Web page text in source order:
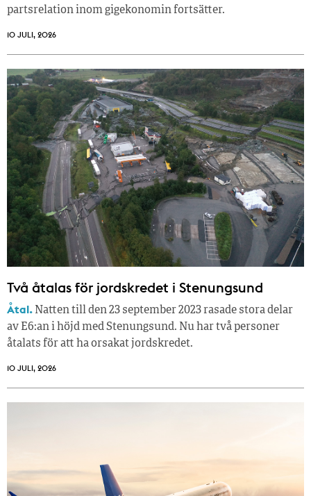
partsrelation inom gigekonomin fortsätter.
10 JULI, 2026
Två åtalas för jordskredet i Stenungsund
Åtal. Natten till den 23 september 2023 rasade stora delar
av E6:an i höjd med Stenungsund. Nu har två personer
åtalats för att ha orsakat jordskredet.
10 JULI, 2026